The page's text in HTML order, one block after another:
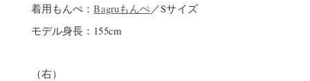
着用もんぺ：Bagruもんぺ／Sサイズ
モデル身長：155cm
（右）